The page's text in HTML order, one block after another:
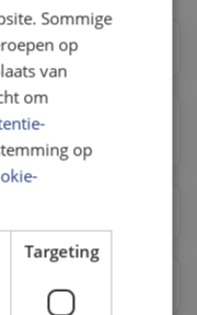
het strand
naar keuze?
Sommige
op
van
om
op
Targeting